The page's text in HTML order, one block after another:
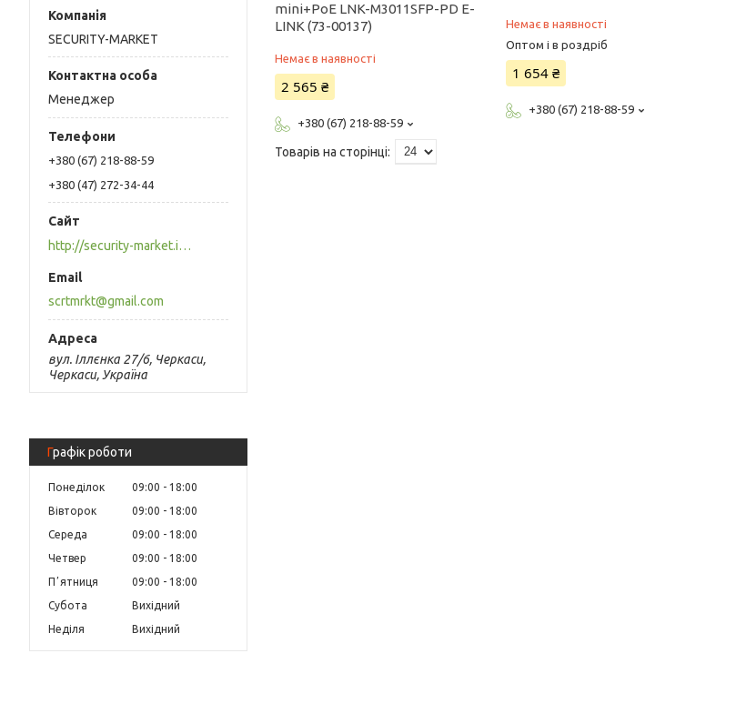
SECURITY-MARKET
Менеджер
+380 (67) 218-88-59
+380 (47) 272-34-44
http://security-market.in.ua
scrtmrkt@gmail.com
вул. Іллєнка 27/6, Черкаси,
Черкаси, Україна
Графік роботи
Понеділок 09:00
18:00
Вівторок
09:00
18:00
Середа
09:00
18:00
Четвер
09:00
18:00
Пʼятниця
09:00
18:00
Субота
Вихідний
Неділя
Вихідний
mini+PoE LNK-M3011SFP-PD E-
LINK (73-00137)
Немає в наявності
2 565 ₴
+380 (67) 218-88-59
Немає в наявності
Оптом і в роздріб
1 654 ₴
+380 (67) 218-88-59